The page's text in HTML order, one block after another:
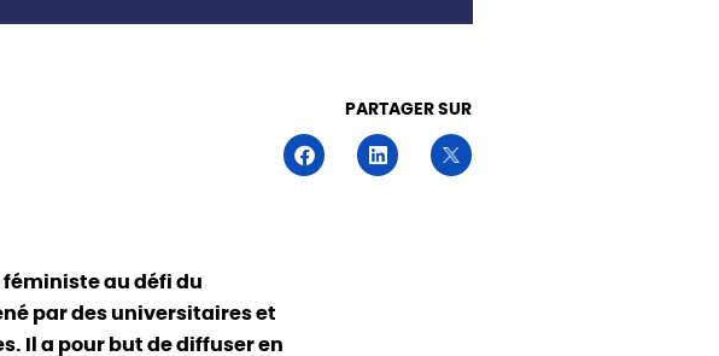
PARTAGER SUR
féministe au défi du
par des universitaires et
Il a pour but de diffuser en